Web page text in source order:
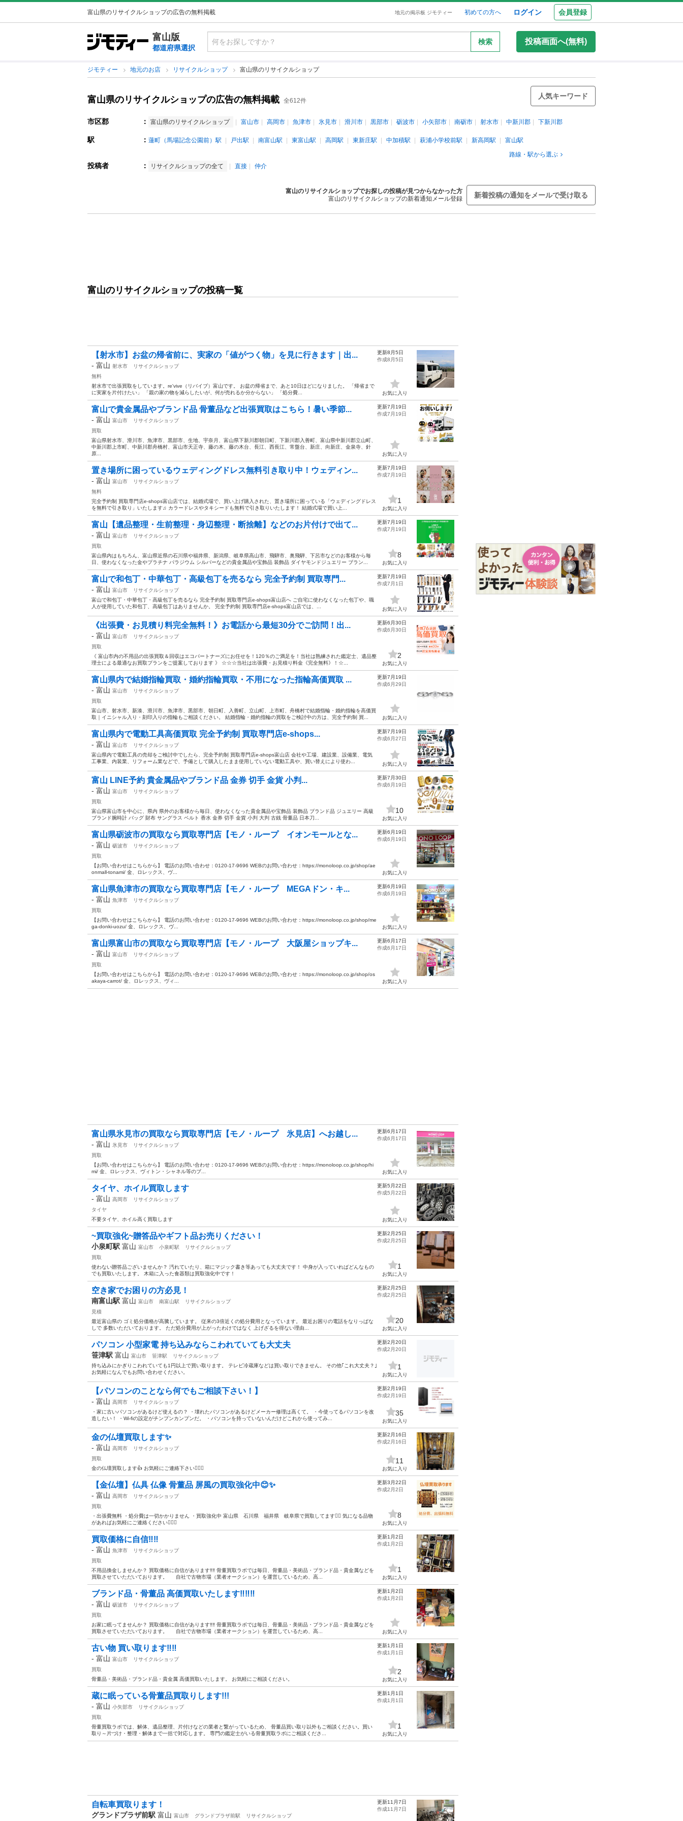
富山県のリサイクルショップの広告の無料掲載 地元の掲示板 ジモティー 初めての方へ ログイン 会員登録
富山版
都道府県選択
検索 投稿画面へ(無料)
ジモティー 地元のお店 リサイクルショップ 富山県のリサイクルショップ
富山県のリサイクルショップの広告の無料掲載 全612件
人気キーワード
市区郡 ： 富山県のリサイクルショップ 富山市 高岡市 魚津市 氷見市 滑川市 黒部市 砺波市 小矢部市 南砺市 射水市 中新川郡 下新川郡
駅 ： 蓮町（馬場記念公園前）駅 戸出駅 南富山駅 東富山駅 高岡駅 東新庄駅 中加積駅 萩浦小学校前駅 新高岡駅
富山駅
路線・駅から選ぶ
投稿者 ： リサイクルショップの全て 直接 仲介
富山のリサイクルショップでお探しの投稿が見つからなかった方
富山のリサイクルショップの新着通知メール登録
新着投稿の通知をメールで受け取る
富山のリサイクルショップの投稿一覧
【射水市】お盆の帰省前に、実家の「値がつく物」を見に行きます｜出...
- 富山 射水市
リサイクルショップ
無料
射水市で出張買取をしています。re'vive（リバイブ）富山です。 お盆の帰省まで、あと10日ほどになりました。 「帰省まで
に実家を片付けたい」 「親の家の物を減らしたいが、何が売れるか分からない」 「処分費...
更新8月5日
作成8月5日
お気に入り
富山で貴金属品やブランド品 骨董品など出張買取はこちら！暑い季節...
- 富山 富山市
リサイクルショップ
買取
富山県射水市、滑川市、魚津市、黒部市、生地、宇奈月、富山県下新川郡朝日町、下新川郡入善町、富山県中新川郡立山町、
中新川郡上市町、中新川郡舟橋村、富山市天正寺、藤の木、藤の木台、長江、西長江、常盤台、新庄、向新庄、金泉寺、針
原...
更新7月19日
作成7月19日
お気に入り
置き場所に困っているウェディングドレス無料引き取り中！ウェディン...
- 富山 富山市
リサイクルショップ
無料
完全予約制 買取専門店e-shops富山店では、結婚式場で、買い上げ購入された、置き場所に困っている「ウェディングドレス
を無料で引き取り」いたします♫ カラードレスやタキシードも無料で引き取りいたします！ 結婚式場で買い上...
更新7月19日
作成7月19日
1
お気に入り
富山【遺品整理・生前整理・身辺整理・断捨離】などのお片付けで出て...
- 富山 富山市
リサイクルショップ
買取
富山県内はもちろん、富山県近県の石川県や福井県、新潟県、岐阜県高山市、飛騨市、奥飛騨、下呂市などのお客様から毎
日、使わなくなった金やプラチナ パラジウム シルバーなどの貴金属品や宝飾品 装飾品 ダイヤモンドジュエリー ブラン...
更新7月19日
作成7月19日
8
お気に入り
富山で和包丁・中華包丁・高級包丁を売るなら 完全予約制 買取専門...
- 富山 富山市
リサイクルショップ
富山で和包丁・中華包丁・高級包丁を売るなら 完全予約制 買取専門店e-shops富山店へ ご自宅に使わなくなった包丁や、職
人が使用していた和包丁、高級包丁はありませんか。 完全予約制 買取専門店e-shops富山店では、...
更新7月19日
作成7月1日
お気に入り
《出張費・お見積り料完全無料！》お電話から最短30分でご訪問！出...
- 富山 富山市
リサイクルショップ
買取
《 富山市内の不用品の出張買取＆回収はエコパートナーズにお任せを！120％のご満足を！当社は熟練された鑑定士、遺品整
理士による最適なお買取プランをご提案しております 》 ☆☆☆当社は出張費・お見積り料金《完全無料》！☆...
更新6月30日
作成6月30日
2
お気に入り
富山県内で結婚指輪買取・婚約指輪買取・不用になった指輪高価買取 ...
- 富山 富山市
リサイクルショップ
買取
富山市、射水市、新湊、滑川市、魚津市、黒部市、朝日町、入善町、立山町、上市町、舟橋村で結婚指輪・婚約指輪を高価買
取｜イニシャル入り・刻印入りの指輪もご相談ください。 結婚指輪・婚約指輪の買取をご検討中の方は、完全予約制 買...
更新7月19日
作成6月29日
お気に入り
富山県内で電動工具高価買取 完全予約制 買取専門店e-shops...
- 富山 富山市
リサイクルショップ
富山県内で電動工具の売却をご検討中でしたら、完全予約制 買取専門店e-shops富山店 会社や工場、建設業、設備業、電気
工事業、内装業、リフォーム業などで、予備として購入したまま使用していない電動工具や、買い替えにより使わ...
更新7月19日
作成6月27日
お気に入り
富山 LINE予約 貴金属品やブランド品 金券 切手 金貨 小判...
- 富山 富山市
リサイクルショップ
買取
富山県富山市を中心に、県内 県外のお客様から毎日、使わなくなった貴金属品や宝飾品 装飾品 ブランド品 ジュエリー 高級
ブランド腕時計 バッグ 財布 サングラス ベルト 香水 金券 切手 金貨 小判 大判 古銭 骨董品 日本刀...
更新7月30日
作成6月19日
10
お気に入り
富山県砺波市の買取なら買取専門店【モノ・ループ イオンモールとな...
- 富山 砺波市
リサイクルショップ
買取
【お問い合わせはこちらから】 電話のお問い合わせ：0120-17-9696 WEBのお問い合わせ：https://monoloop.co.jp/shop/ae
onmall-tonami/ 金、ロレックス、ヴ...
更新6月19日
作成6月19日
お気に入り
富山県魚津市の買取なら買取専門店【モノ・ループ MEGAドン・キ...
- 富山 魚津市
リサイクルショップ
買取
【お問い合わせはこちらから】 電話のお問い合わせ：0120-17-9696 WEBのお問い合わせ：https://monoloop.co.jp/shop/me
ga-donki-uozu/ 金、ロレックス、ヴ...
更新6月19日
作成6月19日
お気に入り
富山県富山市の買取なら買取専門店【モノ・ループ 大阪屋ショップキ...
- 富山 富山市
リサイクルショップ
買取
【お問い合わせはこちらから】 電話のお問い合わせ：0120-17-9696 WEBのお問い合わせ：https://monoloop.co.jp/shop/os
akaya-carrot/ 金、ロレックス、ヴィ...
更新6月17日
作成6月17日
お気に入り
富山県氷見市の買取なら買取専門店【モノ・ループ 氷見店】へお越し...
- 富山 氷見市
リサイクルショップ
買取
【お問い合わせはこちらから】 電話のお問い合わせ：0120-17-9696 WEBのお問い合わせ：https://monoloop.co.jp/shop/hi
mi/ 金、ロレックス、ヴィトン・シャネル等のブ...
更新6月17日
作成6月17日
お気に入り
タイヤ、ホイル買取します
- 富山 高岡市
リサイクルショップ
タイヤ
不要タイヤ、ホイル高く買取します
更新5月22日
作成5月22日
お気に入り
~買取強化~贈答品やギフト品お売りください！
小泉町駅 富山 富山市 小泉町駅
リサイクルショップ
買取
使わない贈答品ございませんか？ 汚れていたり、箱にマジック書き等あっても大丈夫です！ 中身が入っていればどんなもの
でも買取いたします。 木箱に入った食器類は買取強化中です！
更新2月25日
作成2月25日
1
お気に入り
空き家でお困りの方必見！
南富山駅 富山 富山市 南富山駅
リサイクルショップ
見積
最近富山県の ゴミ処分価格が高騰しています。 従来の3倍近くの処分費用となっています。 最近お困りの電話をなりっぱな
しで 多数いただいております。 ただ処分費用が上がったわけではなく 上げざるを得ない理由...
更新2月25日
作成2月25日
20
お気に入り
パソコン 小型家電 持ち込みならこわれていても大丈夫
笹津駅 富山 富山市 笹津駅
リサイクルショップ
持ち込みにかぎりこわれていても1円以上で買い取ります。 テレビ冷蔵庫などは買い取りできません。 その他｢これ大丈夫？｣
お気軽になんでもお問い合わせください。
更新2月20日
作成2月20日
1
お気に入り
【パソコンのことなら何でもご相談下さい！】
- 富山 高岡市
リサイクルショップ
・家に古いパソコンがあるけど使えるの？ ・壊れたパソコンがあるけどメーカー修理は高くて。 ・今使ってるパソコンを改
造したい！ ・Wi-fiの設定がチンプンカンプンだ。 ・パソコンを持っていないんだけどこれから使ってみ...
更新2月19日
作成2月19日
35
お気に入り
金の仏壇買取します✨
- 富山 高岡市
リサイクルショップ
買取
金の仏壇買取します👍 お気軽にご連絡下さい🙇‍♂️✨
更新2月16日
作成2月16日
11
お気に入り
【金仏壇】仏具 仏像 骨董品 屏風の買取強化中😊✨
- 富山 高岡市
リサイクルショップ
買取
・出張費無料 ・処分費は一切かかりません ・買取強化中 富山県 石川県 福井県 岐阜県で買取してます🙆‍♂️ 気になる品物
があればお気軽にご連絡ください🙇‍♂️✨
更新3月22日
作成2月2日
8
お気に入り
買取価格に自信‼‼
- 富山 魚津市
リサイクルショップ
買取
不用品換金しませんか？ 買取価格に自信があります‼‼ 骨董買取ラボでは毎日、骨董品・美術品・ブランド品・貴金属などを
買取させていただいております。 自社で古物市場（業者オークション）を運営しているため、高...
更新1月2日
作成1月2日
1
お気に入り
ブランド品・骨董品 高価買取いたします‼‼‼
- 富山 砺波市
リサイクルショップ
買取
お家に眠ってませんか？ 買取価格に自信があります‼‼ 骨董買取ラボでは毎日、骨董品・美術品・ブランド品・貴金属などを
買取させていただいております。 自社で古物市場（業者オークション）を運営しているため、高...
更新1月2日
作成1月2日
お気に入り
古い物 買い取ります‼‼
- 富山 富山市
リサイクルショップ
買取
骨董品・美術品・ブランド品・貴金属 高価買取いたします。 お気軽にご相談ください。
更新1月1日
作成1月1日
2
お気に入り
蔵に眠っている骨董品買取りします!!!
- 富山 小矢部市
リサイクルショップ
買取
骨董買取ラボでは、解体、遺品整理、片付けなどの業者と繋がっているため、 骨董品買い取り以外もご相談ください。買い
取り～片づけ・整理・解体まで一括で対応します。 専門の鑑定士がいる骨董買取ラボにご相談くださ...
更新1月1日
作成1月1日
1
お気に入り
自転車買取ります！
グランドプラザ前駅 富山 富山市 グランドプラザ前駅 リサイクルショップ
更新11月7日
作成11月7日